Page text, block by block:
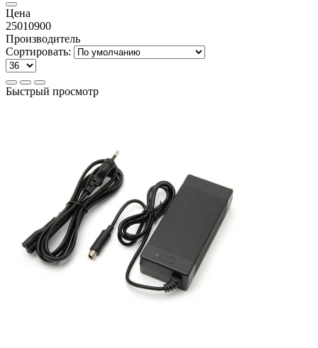
Цена
25010900
Производитель
Сортировать:
Быстрый просмотр